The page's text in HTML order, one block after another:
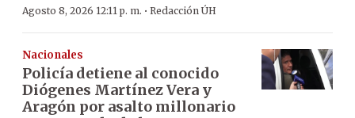
Agosto 8, 2026 12:11 p. m. · Redacción ÚH
Nacionales
Policía detiene al conocido
Diógenes Martínez Vera y
Aragón por asalto millonario